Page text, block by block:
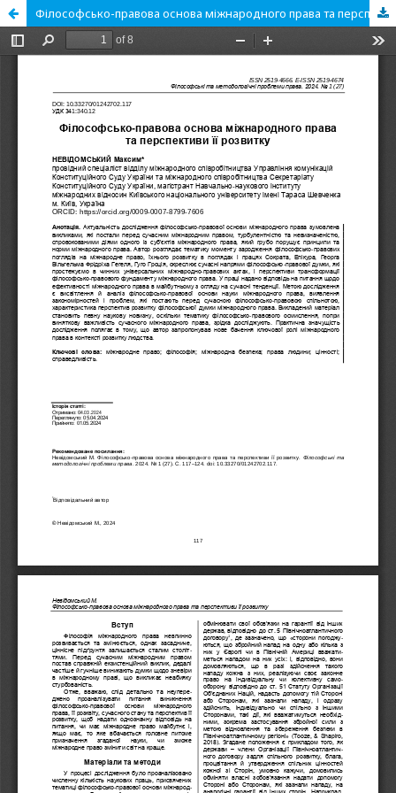
Філософсько-правова основа міжнародного права та перспективи її розвитку